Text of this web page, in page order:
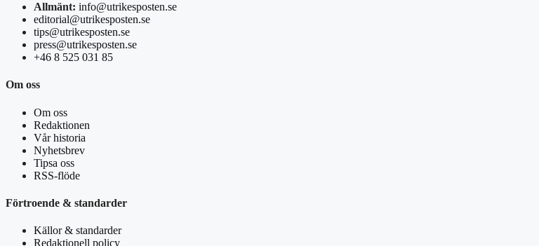
Allmänt: info@utrikesposten.se
editorial@utrikesposten.se
tips@utrikesposten.se
press@utrikesposten.se
+46 8 525 031 85
Om oss
Om oss
Redaktionen
Vår historia
Nyhetsbrev
Tipsa oss
RSS-flöde
Förtroende & standarder
Källor & standarder
Redaktionell policy